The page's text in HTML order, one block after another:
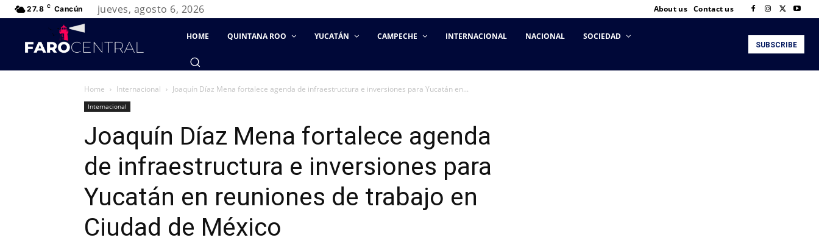
27.8 C Cancún jueves, agosto 6, 2026 About us Contact us
HOME QUINTANA ROO YUCATÁN CAMPECHE INTERNACIONAL NACIONAL SOCIEDAD
SUBSCRIBE
Home Internacional Joaquín Díaz Mena fortalece agenda de infraestructura e inversiones para Yucatán en...
Internacional
Joaquín Díaz Mena fortalece agenda
de infraestructura e inversiones para
Yucatán en reuniones de trabajo en
Ciudad de México